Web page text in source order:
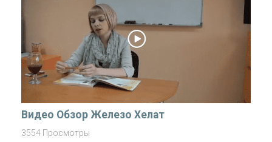
Видео Обзор Железо Хелат
3554 Просмотры